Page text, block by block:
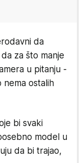
da
za što manje
u pitanju -
nema ostalih
bi svaki
model u
da bi trajao,